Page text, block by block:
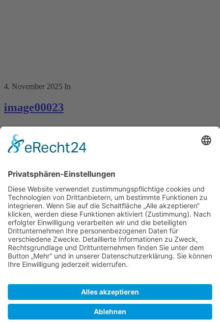
4. November 2025 In
image00023
Kontakt
Königstraße 28
70173 Stuttgart
T: 0711 29 39 20
kontakt@kaestner-stuttgart.de
Unsere Öffnungszeiten
Montag bis Samstag:
10:00 Uhr – 19:00 Uhr
Pflichtangaben
Impressum
Datenschutzerklärung
Kontakt